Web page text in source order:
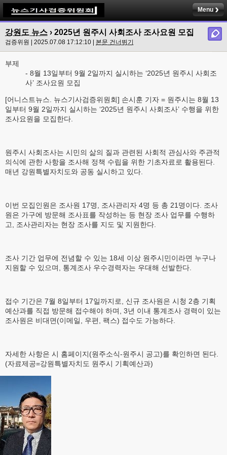
Menu
강원도 뉴스 › 2025년 원주시 사회조사 조사요원 모집
검증위원 | 2025.07.08 17:12:10 | 본문 건너뛰기
부제
- 8월 13일부터 9월 2일까지 실시하는 ‘2025년 원주시 사회조
사’ 조사요원 모집
[어니스트뉴스. 뉴스기사검증위원회] 손시훈 기자 = 원주시는 8월 13
일부터 9월 2일까지 실시하는 ‘2025년 원주시 사회조사’ 수행을 위한
조사요원을 모집한다.
원주시 사회조사는 시민의 삶의 질과 관련된 사회적 관심사와 주관적
의식에 관한 사항을 조사해 정책 수립을 위한 기초자료로 활용된다.
매년 강원특별자치도와 공동 실시하고 있다.
이번 모집인원은 조사원 17명, 조사관리자 4명 등 총 21명이다. 조사
원은 가구에 방문해 조사표를 작성하는 등 현장 조사 업무를 수행하
고, 조사관리자는 현장 조사를 지도 및 지원한다.
조사 기간 업무에 전념할 수 있는 18세 이상 원주시민이라면 누구나
지원할 수 있으며, 통계조사 우수경력자는 우대해 선발한다.
접수 기간은 7월 8일부터 17일까지로, 신규 조사원은 시청 2층 기획
예산과를 직접 방문해 접수해야 하며, 3년 이내 통계조사 경력이 있는
조사원은 비대면(이메일, 우편, 팩스) 접수도 가능하다.
자세한 사항은 시 홈페이지(원주소식-원주시 공고)를 확인하면 된다.
(자료제공=강원특별자치도 원주시 기획예산과)